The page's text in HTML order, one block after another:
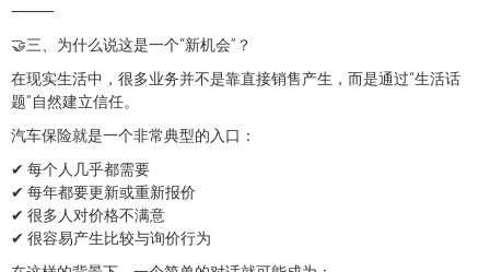
⸻
🤝三、为什么说这是一个“新机会”？
在现实生活中，很多业务并不是靠直接销售产生，而是通过“生活话
题”自然建立信任。
汽车保险就是一个非常典型的入口：
✔ 每个人几乎都需要
✔ 每年都要更新或重新报价
✔ 很多人对价格不满意
✔ 很容易产生比较与询价行为